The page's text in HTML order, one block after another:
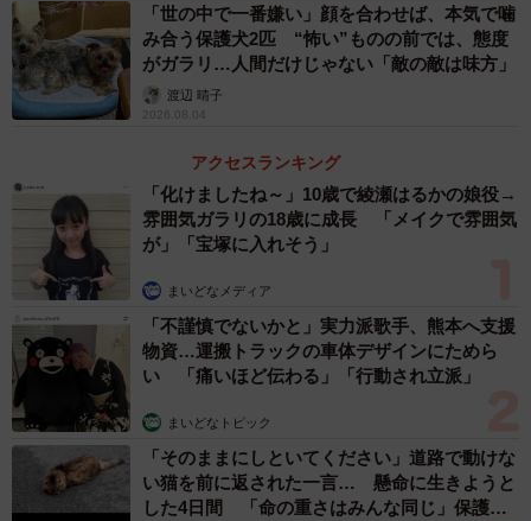
「世の中で一番嫌い」顔を合わせば、本気で噛
み合う保護犬2匹 “怖い”ものの前では、態度
がガラリ…人間だけじゃない「敵の敵は味方」
渡辺 晴子
2026.08.04
アクセスランキング
「化けましたね～」10歳で綾瀬はるかの娘役→
雰囲気ガラリの18歳に成長 「メイクで雰囲気
が」「宝塚に入れそう」
まいどなメディア
「不謹慎でないかと」実力派歌手、熊本へ支援
物資…運搬トラックの車体デザインにためら
い 「痛いほど伝わる」「行動され立派」
まいどなトピック
「そのままにしといてください」道路で動けな
い猫を前に返された一言… 懸命に生きようと
した4日間 「命の重さはみんな同じ」保護団